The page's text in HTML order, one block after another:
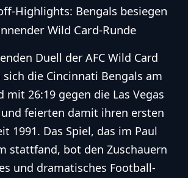
Highlights: Bengals besiegen
Wild Card-Runde
Duell der AFC Wild Card
sich die Cincinnati Bengals am
mit 26:19 gegen die Las Vegas
feierten damit ihren ersten
1991. Das Spiel, das im Paul
stattfand, bot den Zuschauern
und dramatisches Football-